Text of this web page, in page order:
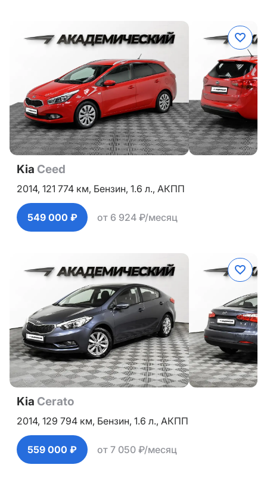
Kia Ceed
2014, 121 774 км, Бензин, 1.6 л., АКПП
549 000 ₽ от 6 924 ₽/месяц
Kia Cerato
2014, 129 794 км, Бензин, 1.6 л., АКПП
559 000 ₽ от 7 050 ₽/месяц